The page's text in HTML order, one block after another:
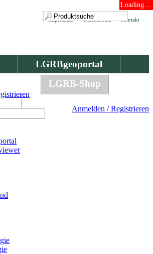
Loading ...
Kontakt
Datenschutz
Impressum
LGRBgeoportal
LGRB-Shop
Anmelden / Registrieren